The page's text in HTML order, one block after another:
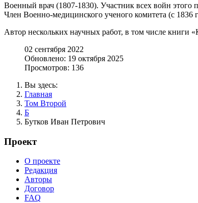
Военный врач (1807-1830). Участник всех войн этого
Член Военно-медицинского ученого комитета (с 1836
Автор нескольких научных работ, в том числе книги
02 сентября 2022
Обновлено: 19 октября 2025
Просмотров: 136
Вы здесь:
Главная
Том Второй
Б
Бутков Иван Петрович
Проект
О проекте
Редакция
Авторы
Договор
FAQ